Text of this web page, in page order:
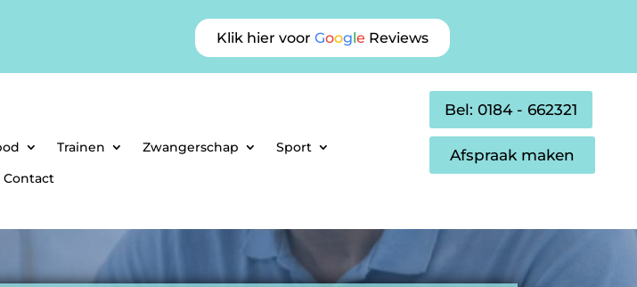
Klik hier voor Google Reviews
Trainen Zwangerschap
Sport
Contact
Bel: 0184 - 662321
Afspraak maken